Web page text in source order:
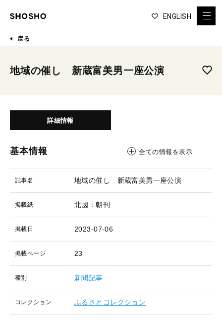
ENGLISH
戻る
地域の催し 新蔵富美男一座公演
詳細情報
基本情報 全ての情報を表示
記事名 地域の催し 新蔵富美男一座公演
掲載紙 北國：朝刊
掲載日 2023-07-06
掲載ページ 23
種別 新聞記事
コレクション ふるさとコレクション